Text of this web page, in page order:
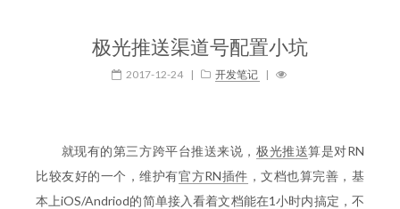
极光推送渠道号配置小坑
2017-12-24 | 开发笔记 |
就现有的第三方跨平台推送来说，极光推送算是对RN
比较友好的一个，维护有官方RN插件 ，文档也算完善，基
本上iOS/Andriod的简单接入看着文档能在1小时内搞定，不